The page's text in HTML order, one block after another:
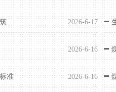
2026-6-17
2026-6-16
准 2026-6-16